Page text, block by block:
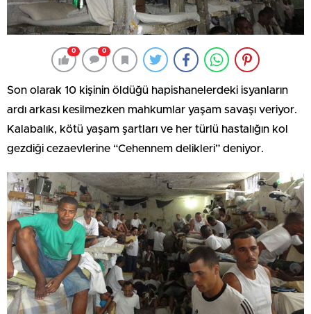
0 0
Son olarak 10 kişinin öldüğü hapishanelerdeki isyanların
ardı arkası kesilmezken mahkumlar yaşam savaşı veriyor.
Kalabalık, kötü yaşam şartları ve her türlü hastalığın kol
gezdiği cezaevlerine “Cehennem delikleri” deniyor.